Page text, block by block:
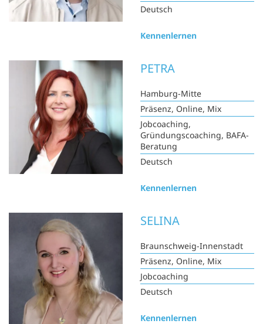
Deutsch
Kennenlernen
PETRA
Hamburg-Mitte
Präsenz, Online, Mix
Jobcoaching,
Gründungscoaching, BAFA-
Beratung
Deutsch
Kennenlernen
SELINA
Braunschweig-Innenstadt
Präsenz, Online, Mix
Jobcoaching
Deutsch
Kennenlernen